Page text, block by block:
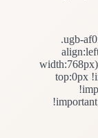
.ugb-
top:0px